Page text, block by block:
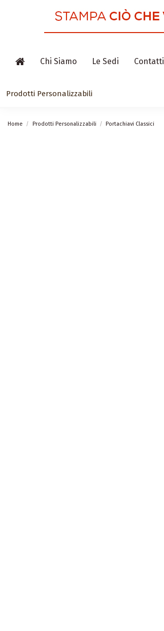
Chi Siamo Le Sedi Contatti
Prodotti Personalizzabili
Home Prodotti Personalizzabili Portachiavi Classici